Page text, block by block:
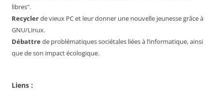
libres".
Recyclerde vieux PC et leur donner une nouvelle jeunesse grâce à
GNU/Linux.
Débattre de problématiques sociétales liées à l’informatique, ainsi
que de son impact écologique.
Liens :